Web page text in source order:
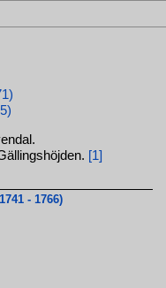
[1]
- 1766)